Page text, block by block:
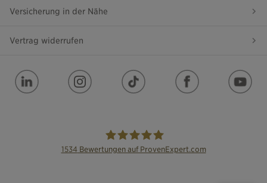
Versicherung in der Nähe
Vertrag widerrufen
1534 Bewertungen auf ProvenExpert.com